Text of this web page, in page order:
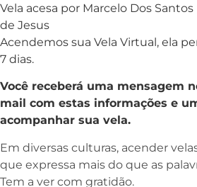
Vela acesa por Marcelo Dos Santos
de Jesus
Acendemos sua Vela Virtual, ela
7 dias.
Você receberá uma mensagem
mail com estas informações e
acompanhar sua vela.
Em diversas culturas, acender
que expressa mais do que as
Tem a ver com gratidão.